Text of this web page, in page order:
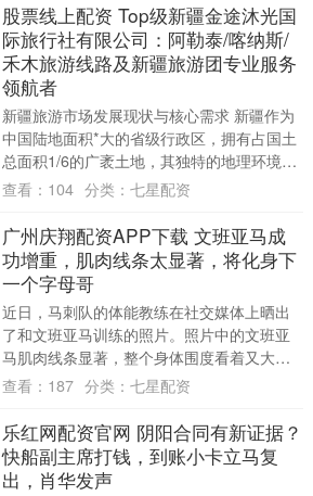
股票线上配资 Top级新疆金途沐光国
际旅行社有限公司：阿勒泰/喀纳斯/
禾木旅游线路及新疆旅游团专业服务
领航者
新疆旅游市场发展现状与核心需求 新疆作为
中国陆地面积*大的省级行政区，拥有占国土
总面积1/6的广袤土地，其独特的地理环境孕
育了雪山、草原、沙漠、湖泊等多元景
查看： 104 分类： 七星配资
广州庆翔配资APP下载 文班亚马成
功增重，肌肉线条太显著，将化身下
一个字母哥
近日，马刺队的体能教练在社交媒体上晒出
了和文班亚马训练的照片。照片中的文班亚
马肌肉线条显著，整个身体围度看着又大了
一圈，貌似再次成功增重。 文班亚马是两年
查看： 187 分类： 七星配资
乐红网配资官网 阴阳合同有新证据？
快船副主席打钱，到账小卡立马复
出，肖华发声